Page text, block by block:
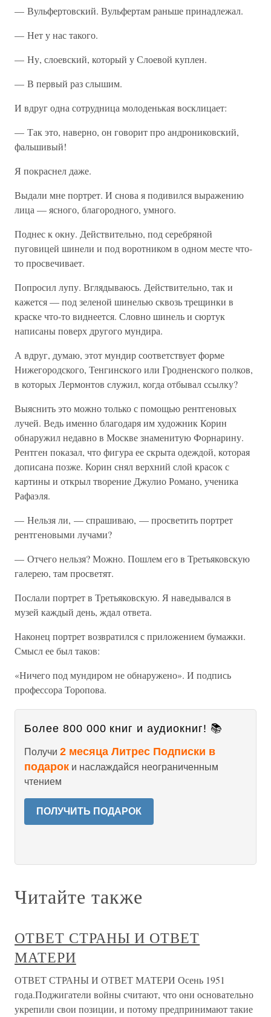
— Вульфертовский. Вульфертам раньше принадлежал.
— Нет у нас такого.
— Ну, слоевский, который у Слоевой куплен.
— В первый раз слышим.
И вдруг одна сотрудница молоденькая восклицает:
— Так это, наверно, он говорит про андрониковский,
фальшивый!
Я покраснел даже.
Выдали мне портрет. И снова я подивился выражению
лица — ясного, благородного, умного.
Поднес к окну. Действительно, под серебряной
пуговицей шинели и под воротником в одном месте что-
то просвечивает.
Попросил лупу. Вглядываюсь. Действительно, так и
кажется — под зеленой шинелью сквозь трещинки в
краске что-то виднеется. Словно шинель и сюртук
написаны поверх другого мундира.
А вдруг, думаю, этот мундир соответствует форме
Нижегородского, Тенгинского или Гродненского полков,
в которых Лермонтов служил, когда отбывал ссылку?
Выяснить это можно только с помощью рентгеновых
лучей. Ведь именно благодаря им художник Корин
обнаружил недавно в Москве знаменитую Форнарину.
Рентген показал, что фигура ее скрыта одеждой, которая
дописана позже. Корин снял верхний слой красок с
картины и открыл творение Джулио Романо, ученика
Рафаэля.
— Нельзя ли, — спрашиваю, — просветить портрет
рентгеновыми лучами?
— Отчего нельзя? Можно. Пошлем его в Третьяковскую
галерею, там просветят.
Послали портрет в Третьяковскую. Я наведывался в
музей каждый день, ждал ответа.
Наконец портрет возвратился с приложением бумажки.
Смысл ее был таков:
«Ничего под мундиром не обнаружено». И подпись
профессора Торопова.
Более 800 000 книг и аудиокниг! 📚
Получи 2 месяца Литрес Подписки в
подарок и наслаждайся неограниченным
чтением
ПОЛУЧИТЬ ПОДАРОК
Читайте также
ОТВЕТ СТРАНЫ И ОТВЕТ
МАТЕРИ
ОТВЕТ СТРАНЫ И ОТВЕТ МАТЕРИ Осень 1951
года.Поджигатели войны считают, что они основательно
укрепили свои позиции, и потому предпринимают такие